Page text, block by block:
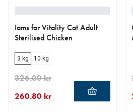
Iams for Vitality Cat Adult
Sterilised Chicken
3 kg 10 kg
260.80 kr
326.00 kr